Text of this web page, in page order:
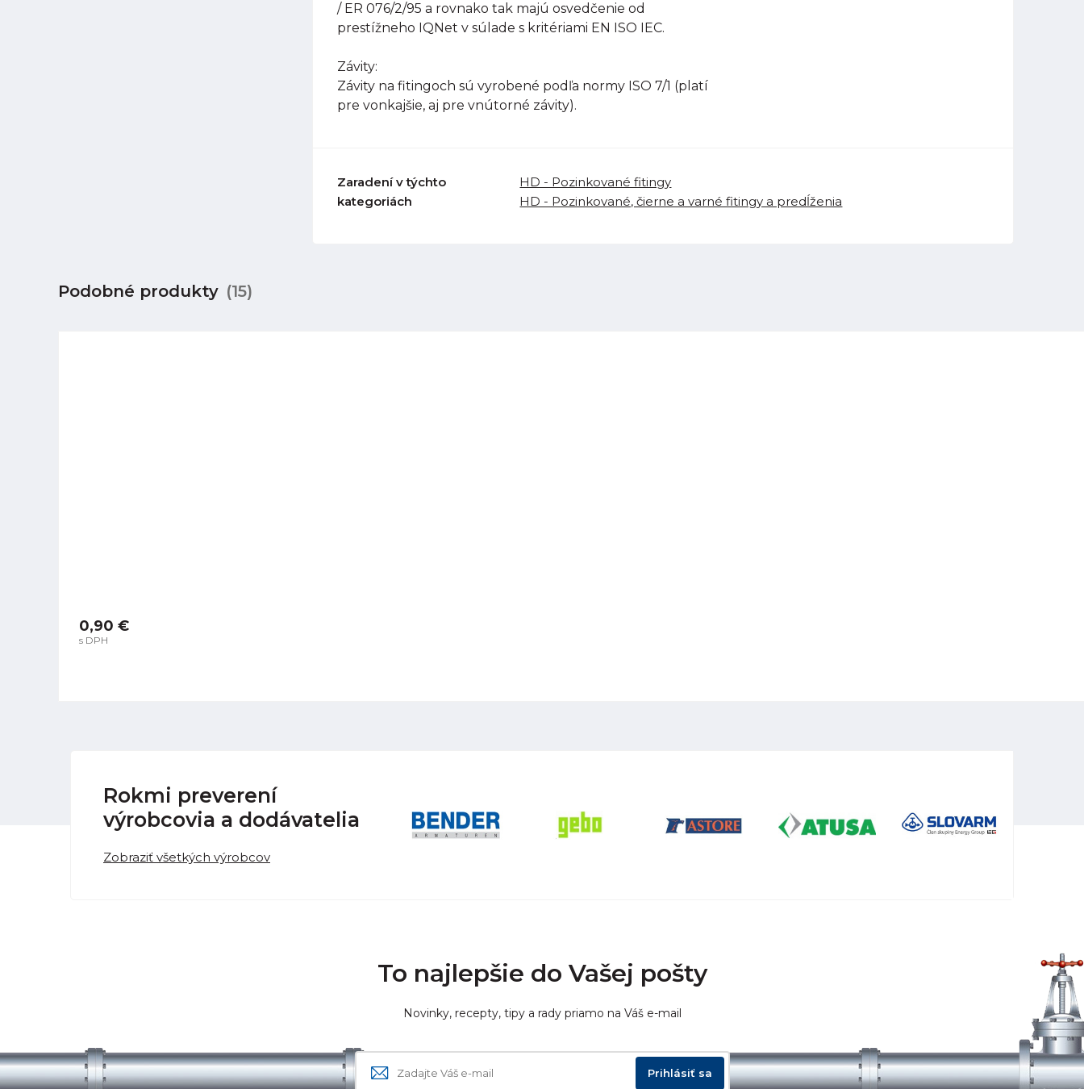
/ ER 076/2/95 a rovnako tak majú osvedčenie od
prestížneho IQNet v súlade s kritériami EN ISO IEC.
Závity:
Závity na fitingoch sú vyrobené podľa normy ISO 7/1 (platí
pre vonkajšie, aj pre vnútorné závity).
Zaradení v týchto
kategoriách
HD - Pozinkované fitingy
HD - Pozinkované, čierne a varné fitingy a predĺženia
Podobné produkty (15)
0,90 €
s DPH
Rokmi preverení
výrobcovia a dodávatelia
Zobraziť všetkých výrobcov
To najlepšie do Vašej pošty
Novinky, recepty, tipy a rady priamo na Váš e-mail
Prihlásiť sa